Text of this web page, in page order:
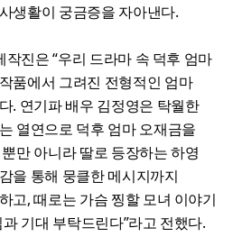
생활이 궁금증을 자아낸다.
작진은 “우리 드라마 속 덕후 엄마
품에서 그려진 전형적인 엄마
. 연기파 배우 김정영은 탁월한
열연으로 덕후 엄마 오재금을
만 아니라 딸로 등장하는 하영
을 통해 뭉클한 메시지까지
고, 때로는 가슴 찡할 모녀 이야기
과 기대 부탁드린다”라고 전했다.